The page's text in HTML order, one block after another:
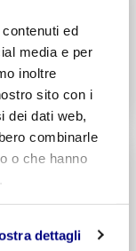
ed
media e per
inoltre
sito con i
dei dati web,
combinarle
o che hanno
dettagli
338